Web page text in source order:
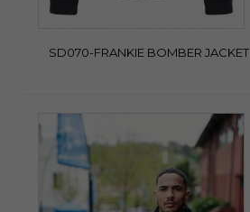
SD070-FRANKIE BOMBER JACKET